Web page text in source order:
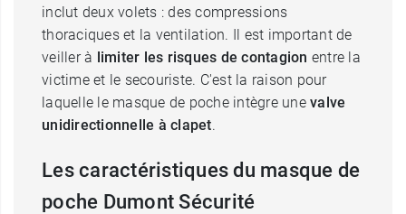
inclut deux volets : des compressions
thoraciques et la ventilation. Il est important de
veiller à limiter les risques de contagion entre la
victime et le secouriste. C'est la raison pour
laquelle le masque de poche intègre une valve
unidirectionnelle à clapet.
Les caractéristiques du masque de
poche Dumont Sécurité